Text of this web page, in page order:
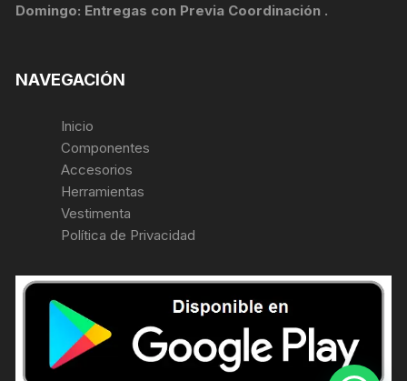
Domingo: Entregas con Previa Coordinación .
NAVEGACIÓN
Inicio
Componentes
Accesorios
Herramientas
Vestimenta
Política de Privacidad